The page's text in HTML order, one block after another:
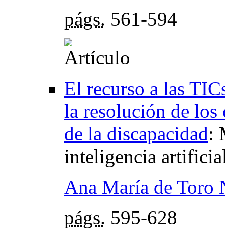
págs. 561-594
El recurso a las
la resolución de
de la discapacidad:
inteligencia
Ana María de Toro
págs. 595-628